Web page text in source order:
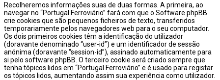
Recolheremos informações suas de duas formas. A primeira, ao
navegar no “Portugal Ferroviário” fará com que o Software phpBB
crie cookies que são pequenos ficheiros de texto, transferidos
temporariamente pelos navegadores web para o seu computador.
Os dois primeiros cookies têm a identificação do utilizador
(doravante denominado “user-id”) e um identificador de sessão
anónima (doravante “session-id”), assinado automaticamente para
si pelo software phpBB. O terceiro cookie será criado sempre que
tenha tópicos lidos em “Portugal Ferroviário” e é usado para registar
os tópicos lidos, aumentando assim sua experiência como utilizador.